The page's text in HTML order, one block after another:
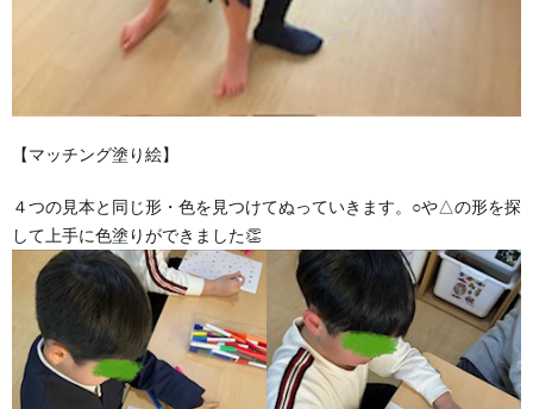
【マッチング塗り絵】
４つの見本と同じ形・色を見つけてぬっていきます。○や△の形を探
して上手に色塗りができました👏